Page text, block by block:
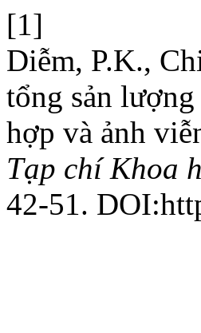
[1]
Diễm, P.K.,
tổng sản
hợp và ảnh
Tạp chí Khoa
42-51.